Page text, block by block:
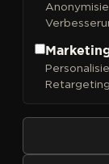
Sortieren